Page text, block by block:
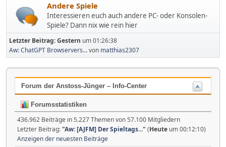
Andere Spiele
Interessieren euch auch andere PC- oder Konsolen-
Spiele? Dann nix wie rein hier
Letzter Beitrag:Gestern um 01:26:38
Aw: ChatGPT Browservers...von matthias2307
Forum der Anstoss-Jünger – Info-Center
Forumsstatistiken
436.962 Beiträge in 5.227 Themen von 57.100 Mitgliedern
Letzter Beitrag:"Aw: [AJFM] Der Spieltags..." (Heute um 00:12:10)
Anzeigen der neuesten Beiträge